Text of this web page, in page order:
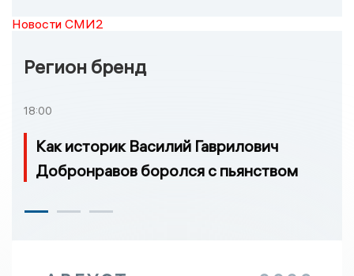
Новости СМИ2
Регион бренд
18:00
Как историк Василий Гаврилович
Добронравов боролся с пьянством